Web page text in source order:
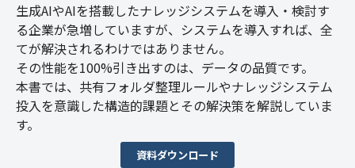
生成AIやAIを搭載したナレッジシステムを導入・検討す
る企業が急増していますが、システムを導入すれば、全
てが解決されるわけではありません。
その性能を100%引き出すのは、データの品質です。
本書では、共有フォルダ整理ルールやナレッジシステム
投入を意識した構造的課題とその解決策を解説していま
す。
資料ダウンロード